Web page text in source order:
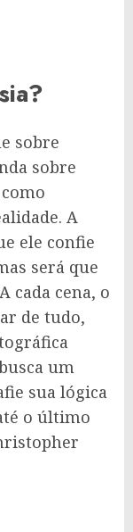
sobre
sobre
A
ele confie
será que
cada cena, o
de tudo,
um
sua lógica
o último